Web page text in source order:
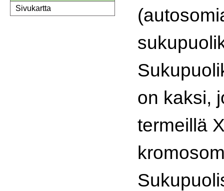
Sivukartta
on kaksi,
termeillä